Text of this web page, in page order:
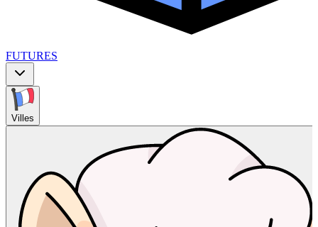
FUTURES
Villes